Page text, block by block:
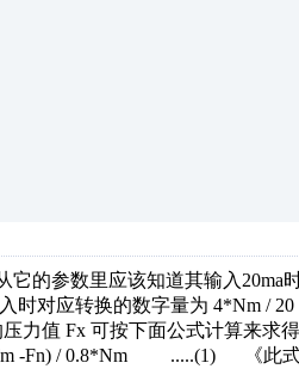
它的参数里应该知道其输入
时对应转换的数字量为 4*Nm /
力值 Fx 可按下面公式计算来求
-Fn) / 0.8*Nm .....(1) 《此式